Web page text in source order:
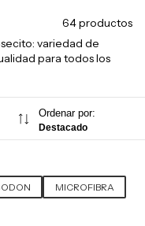
64 productos
variedad de
para todos los
Ordenar por:
Destacado
MICROFIBRA